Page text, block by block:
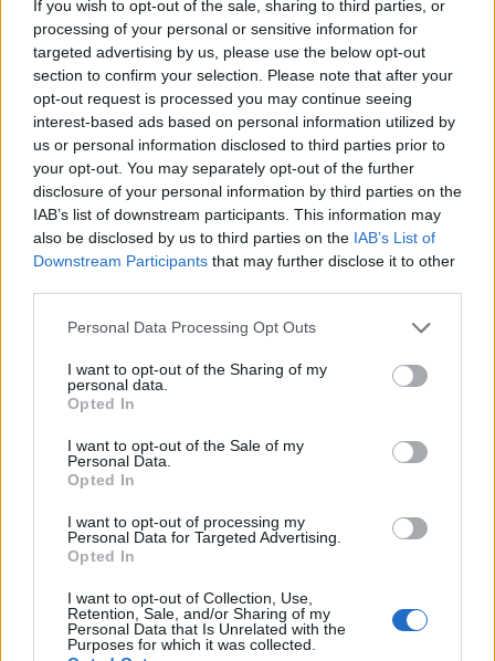
If you wish to opt-out of the sale, sharing to third parties, or
processing of your personal or sensitive information for
targeted advertising by us, please use the below opt-out
section to confirm your selection. Please note that after your
opt-out request is processed you may continue seeing
interest-based ads based on personal information utilized by
us or personal information disclosed to third parties prior to
your opt-out. You may separately opt-out of the further
disclosure of your personal information by third parties on the
IAB’s list of downstream participants. This information may
also be disclosed by us to third parties on the IAB’s List of
Downstream Participants that may further disclose it to other
Personal Data Processing Opt Outs
I want to opt-out of the Sharing of my
personal data.
Opted In
I want to opt-out of the Sale of my
Personal Data.
Opted In
I want to opt-out of processing my
Personal Data for Targeted Advertising.
Opted In
I want to opt-out of Collection, Use,
Retention, Sale, and/or Sharing of my
Personal Data that Is Unrelated with the
Purposes for which it was collected.
MTI
2026. március 24. 16:54
Az ukrajnai háború megállításához és a tárgyalási
folyamat kulcskérdéseinek rendezéséhez államfői
szintű találkozókra van szükség - jelentette ki
Volodimir Zelenszkij ukrán elnök kedden a
Telegramon, miután meghallgatta a Floridából
hazatért ukrán tárgyalóküldöttség beszámolóját.
valójában Floridában: a hangsúlyokról, a lehetőségekről és
kidolgozása úgy, hogy azok közelebb vigyenek a háború
befejezéséhez. Éppen a biztonságban rejlik a béke kulcsa.
háború miatt, és ez sajnos növeli...
KEDVES OLVASÓNK!
tartozik, melynek olvasása előfizetéses
regisztrációhoz kötött.